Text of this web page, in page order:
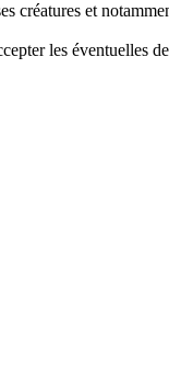
et
les éventuelles